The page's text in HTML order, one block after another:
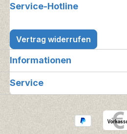
Service-Hotline
Vertrag widerrufen
Informationen
Service